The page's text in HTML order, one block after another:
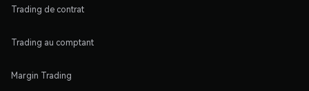
Trading de contrat
Trading au comptant
Margin Trading